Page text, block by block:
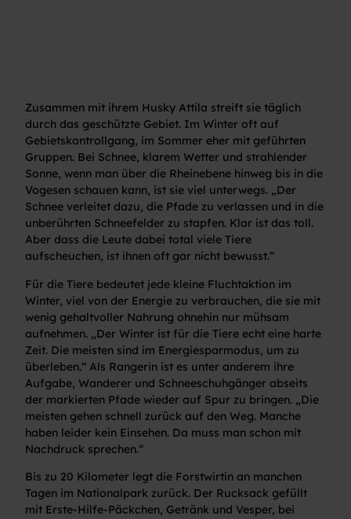
Zusammen mit ihrem Husky Attila streift sie täglich
durch das geschützte Gebiet. Im Winter oft auf
Gebietskontrollgang, im Sommer eher mit geführten
Gruppen. Bei Schnee, klarem Wetter und strahlender
Sonne, wenn man über die Rheinebene hinweg bis in die
Vogesen schauen kann, ist sie viel unterwegs. „Der
Schnee verleitet dazu, die Pfade zu verlassen und in die
unberührten Schneefelder zu stapfen. Klar ist das toll.
Aber dass die Leute dabei total viele Tiere
aufscheuchen, ist ihnen oft gar nicht bewusst.“
Für die Tiere bedeutet jede kleine Fluchtaktion im
Winter, viel von der Energie zu verbrauchen, die sie mit
wenig gehaltvoller Nahrung ohnehin nur mühsam
aufnehmen. „Der Winter ist für die Tiere echt eine harte
Zeit. Die meisten sind im Energiesparmodus, um zu
überleben.“ Als Rangerin ist es unter anderem ihre
Aufgabe, Wanderer und Schneeschuhgänger abseits
der markierten Pfade wieder auf Spur zu bringen. „Die
meisten gehen schnell zurück auf den Weg. Manche
haben leider kein Einsehen. Da muss man schon mit
Nachdruck sprechen.“
Bis zu 20 Kilometer legt die Forstwirtin an manchen
Tagen im Nationalpark zurück. Der Rucksack gefüllt
mit Erste-Hilfe-Päckchen, Getränk und Vesper, bei